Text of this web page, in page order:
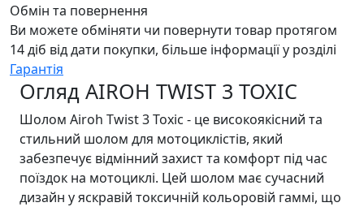
Обмін та повернення
Ви можете обміняти чи повернути товар протягом
14 діб від дати покупки, більше інформації у розділі
Гарантія
Огляд AIROH TWIST 3 TOXIC
Шолом Airoh Twist 3 Toxic - це високоякісний та
стильний шолом для мотоциклістів, який
забезпечує відмінний захист та комфорт під час
поїздок на мотоциклі. Цей шолом має сучасний
дизайн у яскравій токсичній кольоровій гаммі, що